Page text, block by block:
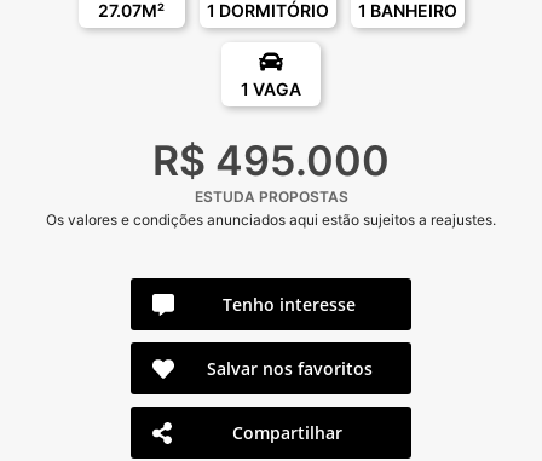
27.07M² 1 DORMITÓRIO 1 BANHEIRO
1 VAGA
R$ 495.000
ESTUDA PROPOSTAS
Os valores e condições anunciados aqui estão sujeitos a reajustes.
Tenho interesse
Salvar nos favoritos
Compartilhar